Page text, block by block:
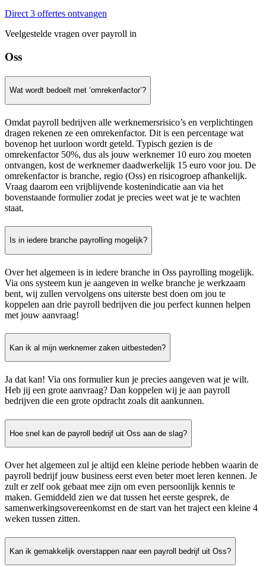
Direct 3 offertes ontvangen
Veelgestelde vragen over payroll in
Oss
Wat wordt bedoelt met ‘omrekenfactor’?
Omdat payroll bedrijven alle werknemersrisico’s en verplichtingen
dragen rekenen ze een omrekenfactor. Dit is een percentage wat
bovenop het uurloon wordt geteld. Typisch gezien is de
omrekenfactor 50%, dus als jouw werknemer 10 euro zou moeten
ontvangen, kost de werknemer daadwerkelijk 15 euro voor jou. De
omrekenfactor is branche, regio (Oss) en risicogroep afhankelijk.
Vraag daarom een vrijblijvende kostenindicatie aan via het
bovenstaande formulier zodat je precies weet wat je te wachten
staat.
Is in iedere branche payrolling mogelijk?
Over het algemeen is in iedere branche in Oss payrolling mogelijk.
Via ons systeem kun je aangeven in welke branche je werkzaam
bent, wij zullen vervolgens ons uiterste best doen om jou te
koppelen aan drie payroll bedrijven die jou perfect kunnen helpen
met jouw aanvraag!
Kan ik al mijn werknemer zaken uitbesteden?
Ja dat kan! Via ons formulier kun je precies aangeven wat je wilt.
Heb jij een grote aanvraag? Dan koppelen wij je aan payroll
bedrijven die een grote opdracht zoals dit aankunnen.
Hoe snel kan de payroll bedrijf uit Oss aan de slag?
Over het algemeen zul je altijd een kleine periode hebben waarin de
payroll bedrijf jouw business eerst even beter moet leren kennen. Je
zult er zelf ook gebaat mee zijn om even persoonlijk kennis te
maken. Gemiddeld zien we dat tussen het eerste gesprek, de
samenwerkingsovereenkomst en de start van het traject een kleine 4
weken tussen zitten.
Kan ik gemakkelijk overstappen naar een payroll bedrijf uit Oss?